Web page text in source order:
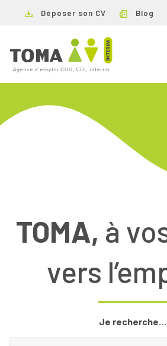
Déposer son CV Blog
TOMA, à
vers
Je recherche…